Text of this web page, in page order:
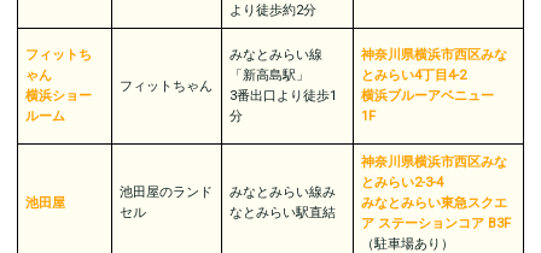
より徒歩約2分
フィットち
ゃん
横浜ショー
ルーム
フィットちゃん
みなとみらい線
「新高島駅」
3番出口より徒歩1
分
神奈川県横浜市西区みな
とみらい4丁目4-2
横浜ブルーアベニュー
1F
池田屋
池田屋のランド
セル
みなとみらい線み
なとみらい駅直結
神奈川県横浜市西区みな
とみらい2-3-4
みなとみらい東急スクエ
ア ステーションコア B3F
（駐車場︎︎︎あり）